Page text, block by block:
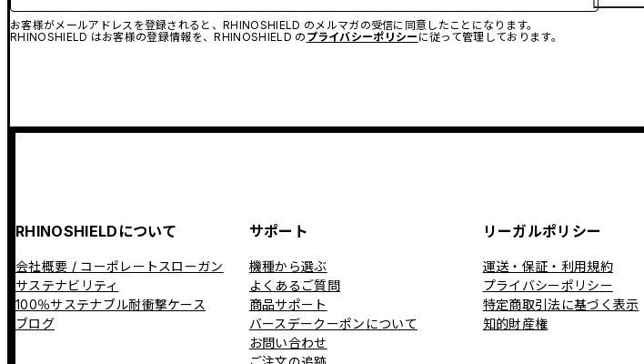
お客様がメールアドレスを登録されると、RHINOSHIELD のメルマガの受信に同意したことになります。
RHINOSHIELD はお客様の登録情報を、RHINOSHIELD の プライバシーポリシー に従って管理しております。
RHINOSHIELDについて
会社概要 / コーポレートスローガン
サステナビリティ
100％サステナブル耐衝撃ケース
ブログ
サポート
機種から選ぶ
よくあるご質問
商品サポート
バースデークーポンについて
お問い合わせ
リーガルポリシー
運送・保証・利用規約
プライバシーポリシー
特定商取引法に基づく表示
知的財産権